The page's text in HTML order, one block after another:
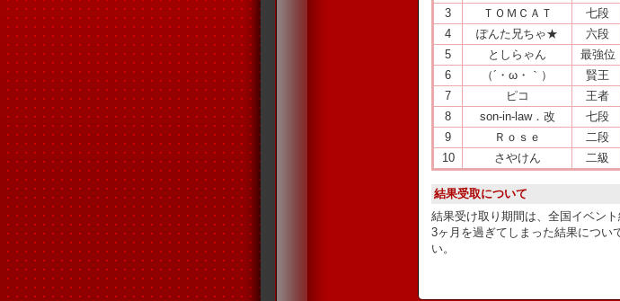
3
ＴＯＭＣＡＴ 七段
4
ぽんた兄ちゃ★ 六段
5
としらゃん 最強位
6
（´・ω・｀） 賢王
7
ピコ 王者
8
son-in-law．改 七段
9
Ｒｏｓｅ 二段
10
さやけん 二級
結果受取について
結果受け取り期間は、全国イベン
3ヶ月を過ぎてしまった結果につい
い。